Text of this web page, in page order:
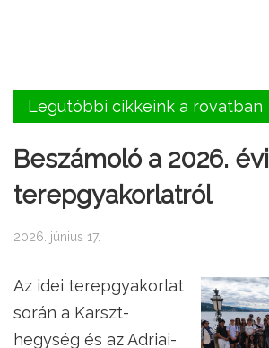
Legutóbbi cikkeink a rovatban
Beszámoló a 2026. évi
terepgyakorlatról
2026. június 17.
Az idei terepgyakorlat
során a Karszt-
hegység és az Adriai-